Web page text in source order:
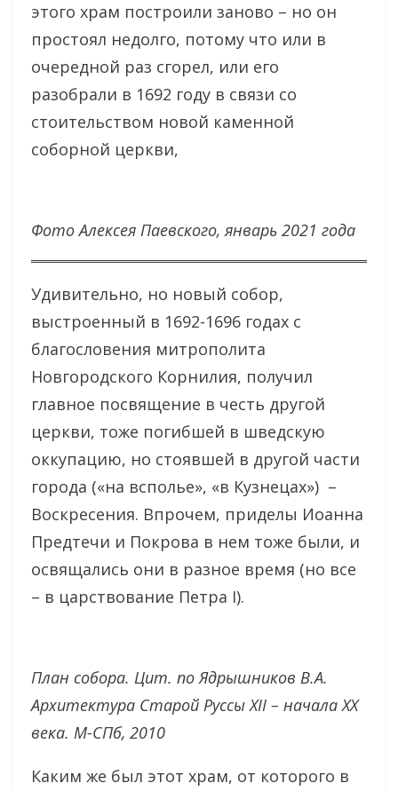
этого храм построили заново – но он
простоял недолго, потому что или в
очередной раз сгорел, или его
разобрали в 1692 году в связи со
стоительством новой каменной
соборной церкви,
Фото Алексея Паевского, январь 2021 года
Удивительно, но новый собор,
выстроенный в 1692-1696 годах с
благословения митрополита
Новгородского Корнилия, получил
главное посвящение в честь другой
церкви, тоже погибшей в шведскую
оккупацию, но стоявшей в другой части
города («на всполье», «в Кузнецах») –
Воскресения. Впрочем, приделы Иоанна
Предтечи и Покрова в нем тоже были, и
освящались они в разное время (но все
– в царствование Петра I).
План собора. Цит. по Ядрышников В.А.
Архитектура Старой Руссы XII – начала XX
века. М-СПб, 2010
Каким же был этот храм, от которого в